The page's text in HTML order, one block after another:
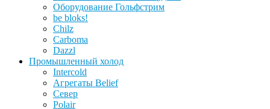
Оборудование Гольфстрим
be bloks!
Chilz
Carboma
Dazzl
Промышленный холод
Intercold
Агрегаты Belief
Север
Polair